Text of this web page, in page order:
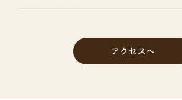
アクセスへ